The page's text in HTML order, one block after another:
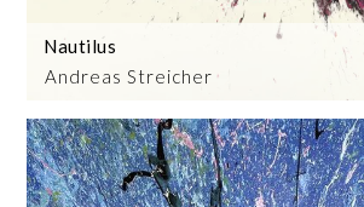
Andreas Streicher
Nautilus